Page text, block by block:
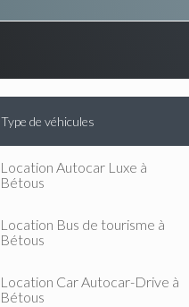
Type de véhicules
Location Autocar Luxe à
Bétous
Location Bus de tourisme à
Bétous
Location Car Autocar-Drive à
Bétous